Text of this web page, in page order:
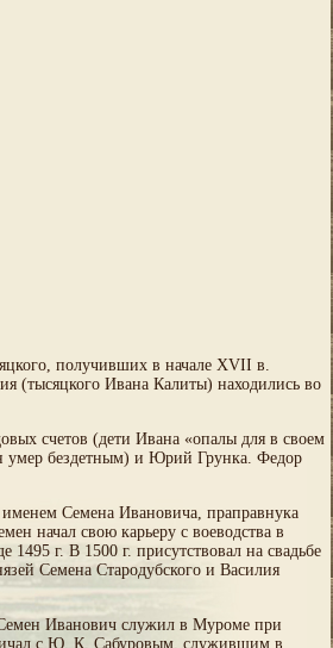
получивших в начале XVII в.
(тысяцкого Ивана Калиты) находились во
счетов (дети Ивана «опалы для в своем
умер бездетным) и Юрий Грунка. Федор
Семена Ивановича, праправнука
начал свою карьеру с воеводства в
г. В 1500 г. присутствовал на свадьбе
Семена Стародубского и Василия
Иванович служил в Муроме при
с Ю. К. Сабуровым, служившим в